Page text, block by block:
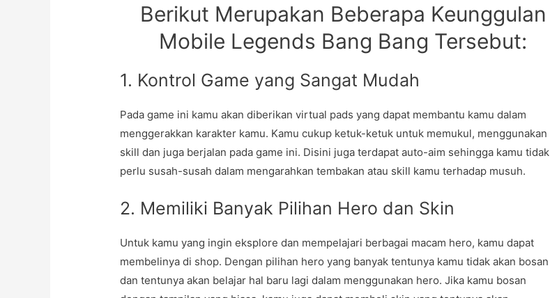
Berikut Merupakan Beberapa Keunggulan
Mobile Legends Bang Bang Tersebut:
1. Kontrol Game yang Sangat Mudah
Pada game ini kamu akan diberikan virtual pads yang dapat membantu kamu dalam
menggerakkan karakter kamu. Kamu cukup ketuk-ketuk untuk memukul, menggunakan
skill dan juga berjalan pada game ini. Disini juga terdapat auto-aim sehingga kamu tidak
perlu susah-susah dalam mengarahkan tembakan atau skill kamu terhadap musuh.
2. Memiliki Banyak Pilihan Hero dan Skin
Untuk kamu yang ingin eksplore dan mempelajari berbagai macam hero, kamu dapat
membelinya di shop. Dengan pilihan hero yang banyak tentunya kamu tidak akan bosan
dan tentunya akan belajar hal baru lagi dalam menggunakan hero. Jika kamu bosan